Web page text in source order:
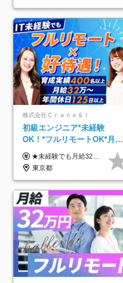
株式会社Ｃｒａｎｅ＆Ｉ
初級エンジニア*未経験
OK！*フルリモートOK*月給
32万～*残業月9.8h*1ヶ月の
研修*資格取得率100％
★未経験でも月給32万円スタート★ 月収32万円～35万円＋各種手当（資格手当だけで毎月15万の上乗せ実績あり！） ★資格手当豊富！1資格につき最大3万円支給 ★功績手当の導入で、毎月のお給与に上乗せで最大10万円支給している社員も！ ★1回の昇級で年収数十万UPも可 ★ゆくゆくは年収1000万以上も目指せる 年俸384万円～1,162万8,000円（12分割） ※経験・スキルを考慮の上決定します ※上記金額には固定残業代（月30h分・60,800円～66,500円）を含みます ※超過分は別途全額支給します ※試用期間2ヶ月間あり（その他待遇に差異はありません）
東京都